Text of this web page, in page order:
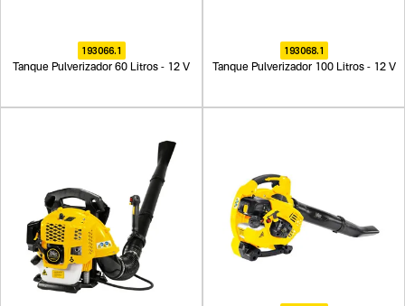
193066.1
Tanque Pulverizador 60 Litros - 12 V
193068.1
Tanque Pulverizador 100 Litros - 12 V